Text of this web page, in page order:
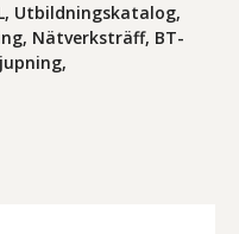
Utbildningskatalog,
Nätverksträff, BT-